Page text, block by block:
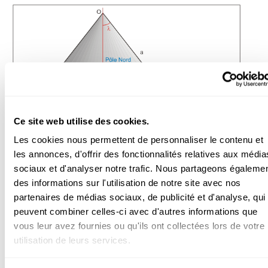
Ce site web utilise des cookies.
Les cookies nous permettent de personnaliser le contenu et
les annonces, d'offrir des fonctionnalités relatives aux
sociaux et d'analyser notre trafic. Nous partageons
des informations sur l'utilisation de notre site avec nos
partenaires de médias sociaux, de publicité et d'analyse, qui
peuvent combiner celles-ci avec d'autres informations que
vous leur avez fournies ou qu'ils ont collectées lors de votre
utilisation de leurs services.